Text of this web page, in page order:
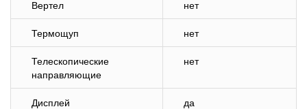
Вертел нет
Термощуп нет
Телескопические
направляющие
нет
Дисплей да